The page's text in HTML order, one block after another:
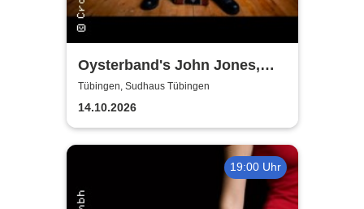
Oysterband's John Jones,
Ray Cooper & Al Scott - The
Song goes on Tour 2026
Tübingen, Sudhaus Tübingen
14.10.2026
19:00 Uhr